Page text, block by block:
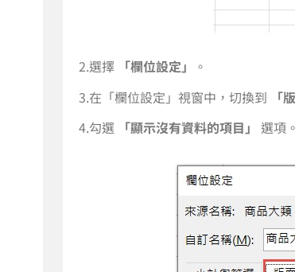
2.選擇 「欄位設定」
。
3.在「欄位設定」視窗中，切換到
「
4.勾選
「顯示沒有資料的項目」 選項。